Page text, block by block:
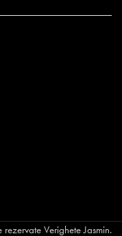
Verighete Jasmin.